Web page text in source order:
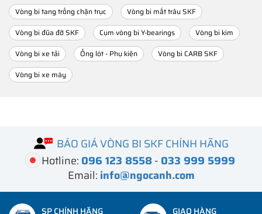
Vòng bi tang trống chặn trục
Vòng bi mắt trâu SKF
Vòng bi đũa đỡ SKF
Cụm vòng bi Y-bearings
Vòng bi kim
Vòng bi xe tải
Ống lót - Phụ kiện
Vòng bi CARB SKF
Vòng bi xe máy
BÁO GIÁ VÒNG BI SKF CHÍNH HÃNG
Hotline: 096 123 8558- 033 999 5999
Email: info@ngocanh.com
SP CHÍNH HÃNG
GIAO HÀNG